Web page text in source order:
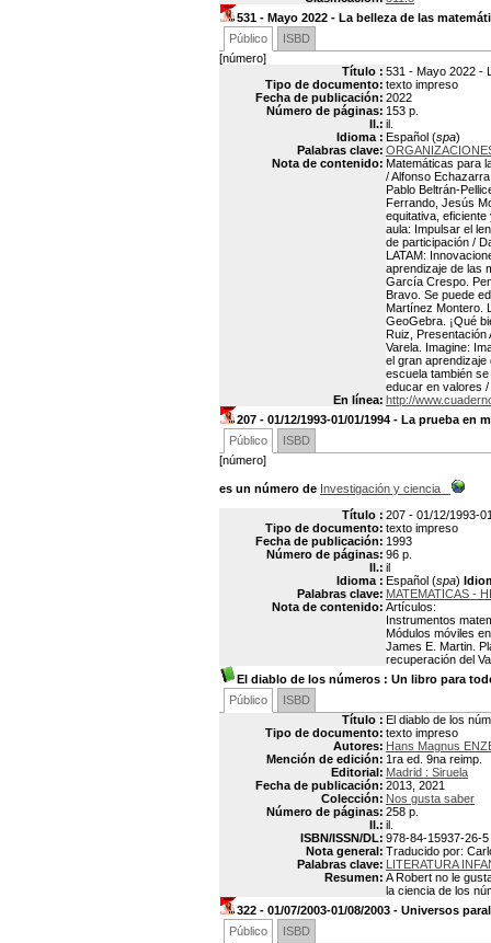
531 - Mayo 2022 - La belleza de las
Público
ISBD
[número]
Título : 531 - Mayo 2022 -
Tipo de documento: texto impreso
Fecha de publicación: 2022
Número de páginas: 153 p.
Il.: il.
Idioma : Español (spa)
Palabras clave:
Nota de contenido: Matemáticas para
/ Alfonso
Pablo Beltrán-
Ferrando, Jesús
equitativa,
aula: Impulsar el
de participación /
LATAM:
aprendizaje de las
García Crespo.
Bravo. Se puede
Martínez Montero.
GeoGebra. ¡Qué
Ruiz, Presentación
Varela. Imagine:
el gran
escuela también
educar en valores
En línea: http://
207 - 01/12/1993-01/01/1994 - La prueba en
Público
ISBD
[número]
es un número de Investigación y ciencia
Título : 207 - 01/12/1993-
Tipo de documento: texto impreso
Fecha de publicación: 1993
Número de páginas: 96 p.
Il.: il
Idioma : Español (spa)
Palabras clave: MATEMATICAS -
Nota de contenido: Artículos:
Instrumentos
Módulos móviles
James E. Martin.
recuperación del
El diablo de los números : Un libro para
Público
ISBD
Título : El diablo de los
Tipo de documento: texto impreso
Autores: Hans Magnus
Mención de edición: 1ra ed. 9na reimp.
Editorial: Madrid : Siruela
Fecha de publicación: 2013, 2021
Colección: Nos gusta saber
Número de páginas: 258 p.
Il.: il.
ISBN/ISSN/DL: 978-84-15937-26-5
Nota general: Traducido por:
Palabras clave: LITERATURA
Resumen: A Robert no le
la ciencia de los
322 - 01/07/2003-01/08/2003 - Universos
Público
ISBD